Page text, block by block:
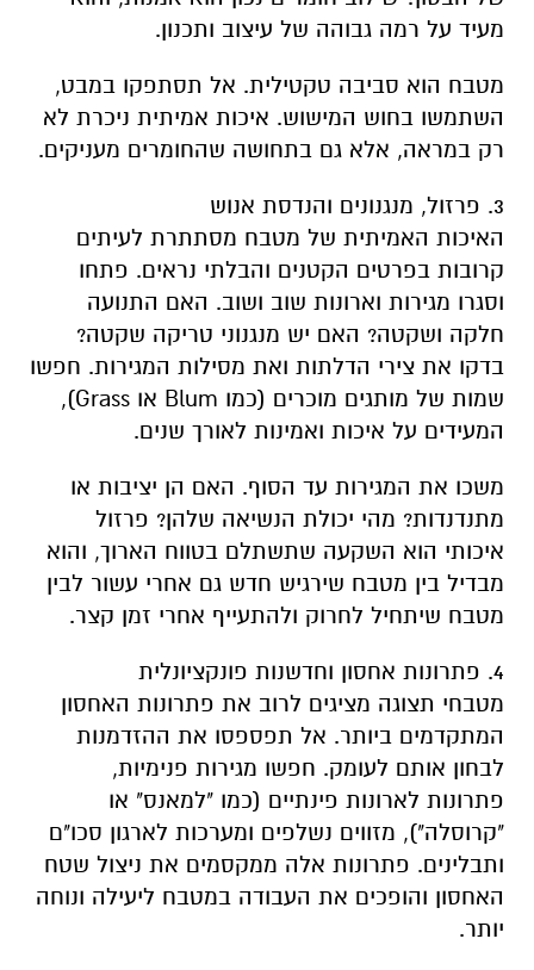
מעיד על רמה גבוהה של עיצוב ותכנון.
מטבח הוא סביבה טקטילית. אל תסתפקו במבט,
השתמשו בחוש המישוש. איכות אמיתית ניכרת לא
רק במראה, אלא גם בתחושה שהחומרים מעניקים.
3. פרזול, מנגנונים והנדסת אנוש
האיכות האמיתית של מטבח מסתתרת לעיתים
קרובות בפרטים הקטנים והבלתי נראים. פתחו
וסגרו מגירות וארונות שוב ושוב. האם התנועה
חלקה ושקטה? האם יש מנגנוני טריקה שקטה?
בדקו את צירי הדלתות ואת מסילות המגירות. חפשו
שמות של מותגים מוכרים (כמו Blum או Grass),
המעידים על איכות ואמינות לאורך שנים.
משכו את המגירות עד הסוף. האם הן יציבות או
מתנדנדות? מהי יכולת הנשיאה שלהן? פרזול
איכותי הוא השקעה שתשתלם בטווח הארוך, והוא
מבדיל בין מטבח שירגיש חדש גם אחרי עשור לבין
מטבח שיתחיל לחרוק ולהתעייף אחרי זמן קצר.
4. פתרונות אחסון וחדשנות פונקציונלית
מטבחי תצוגה מציגים לרוב את פתרונות האחסון
המתקדמים ביותר. אל תפספסו את ההזדמנות
לבחון אותם לעומק. חפשו מגירות פנימיות,
פתרונות לארונות פינתיים (כמו "למאנס" או
"קרוסלה"), מזווים נשלפים ומערכות לארגון סכו"ם
ותבלינים. פתרונות אלה ממקסמים את ניצול שטח
האחסון והופכים את העבודה במטבח ליעילה ונוחה
יותר.